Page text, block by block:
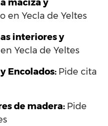
maciza y
en Yecla de Yeltes
interiores y
Yecla de Yeltes
Encolados: Pide cita
de madera: Pide